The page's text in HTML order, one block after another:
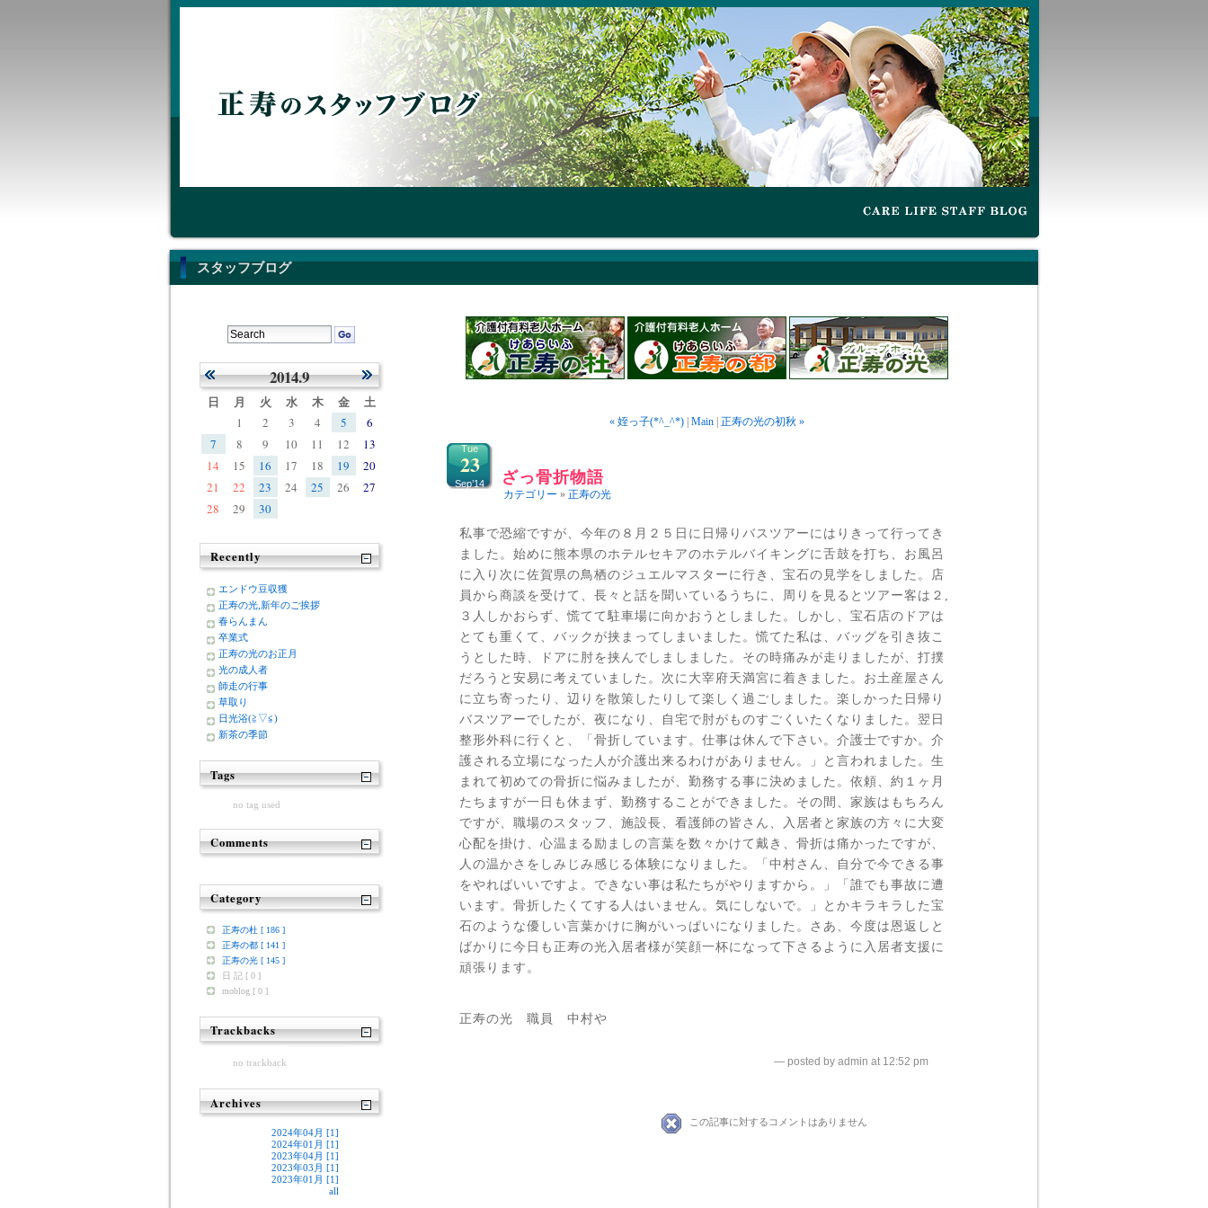
スタッフブログ
« 姪っ子(*^_^*) Main| 正寿の光の初秋 »
ざっ骨折物語
Tue
23
Sep’14
カテゴリー »正寿の光
私事で恐縮ですが、今年の８月２５日に日帰りバスツアーにはりきって行ってき
ました。始めに熊本県のホテルセキアのホテルバイキングに舌鼓を打ち、お風呂
に入り次に佐賀県の鳥栖のジュエルマスターに行き、宝石の見学をしました。店
員から商談を受けて、長々と話を聞いているうちに、周りを見るとツアー客は２,
３人しかおらず、慌てて駐車場に向かおうとしました。しかし、宝石店のドアは
とても重くて、バックが挟まってしまいました。慌てた私は、バッグを引き抜こ
うとした時、ドアに肘を挟んでしましました。その時痛みが走りましたが、打撲
だろうと安易に考えていました。次に大宰府天満宮に着きました。お土産屋さん
に立ち寄ったり、辺りを散策したりして楽しく過ごしました。楽しかった日帰り
バスツアーでしたが、夜になり、自宅で肘がものすごくいたくなりました。翌日
整形外科に行くと、「骨折しています。仕事は休んで下さい。介護士ですか。介
護される立場になった人が介護出来るわけがありません。」と言われました。生
まれて初めての骨折に悩みましたが、勤務する事に決めました。依頼、約１ヶ月
たちますが一日も休まず、勤務することができました。その間、家族はもちろん
ですが、職場のスタッフ、施設長、看護師の皆さん、入居者と家族の方々に大変
心配を掛け、心温まる励ましの言葉を数々かけて戴き、骨折は痛かったですが、
人の温かさをしみじみ感じる体験になりました。「中村さん、自分で今できる事
をやればいいですよ。できない事は私たちがやりますから。」「誰でも事故に遭
います。骨折したくてする人はいません。気にしないで。」とかキラキラした宝
石のような優しい言葉かけに胸がいっぱいになりました。さあ、今度は恩返しと
ばかりに今日も正寿の光入居者様が笑顔一杯になって下さるように入居者支援に
頑張ります。
正寿の光 職員 中村や
— posted by admin at 12:52 pm
この記事に対するコメントはありません
2014.9
日 月 火 水 木 金 土
1 2 3 4 5
6
7
8 9 10 11 12
13
14
15 16 17 18 19
20
21
22 23 24 25 26
27
28
29 30
Recently
エンドウ豆収獲
正寿の光,新年のご挨拶
春らんまん
卒業式
正寿の光のお正月
光の成人者
師走の行事
草取り
日光浴(≧▽≦)
新茶の季節
Tags
no tag used
Comments
Category
正寿の杜 [ 186 ]
正寿の都 [ 141 ]
正寿の光 [ 145 ]
日 記 [ 0 ]
moblog [ 0 ]
Trackbacks
no trackback
Archives
2024年04月 [1]
2024年01月 [1]
2023年04月 [1]
2023年03月 [1]
2023年01月 [1]
all